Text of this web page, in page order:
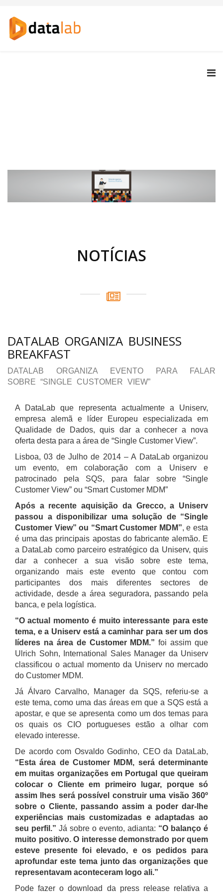
NOTÍCIAS
DATALAB ORGANIZA BUSINESS
BREAKFAST
DATALAB ORGANIZA EVENTO PARA FALAR
SOBRE “SINGLE CUSTOMER VIEW”
A DataLab que representa actualmente a Uniserv,
empresa alemã e líder Europeu especializada em
Qualidade de Dados, quis dar a conhecer a nova
oferta desta para a área de “Single Customer View”.
Lisboa, 03 de Julho de 2014 – A DataLab organizou
um evento, em colaboração com a Uniserv e
patrocinado pela SQS, para falar sobre “Single
Customer View” ou “Smart Customer MDM”
Após a recente aquisição da Grecco, a Uniserv
passou a disponibilizar uma solução de “Single
Customer View” ou “Smart Customer MDM”, e esta
é uma das principais apostas do fabricante alemão. E
a DataLab como parceiro estratégico da Uniserv, quis
dar a conhecer a sua visão sobre este tema,
organizando mais este evento que contou com
participantes dos mais diferentes sectores de
actividade, desde a área seguradora, passando pela
banca, e pela logística.
“O actual momento é muito interessante para este
tema, e a Uniserv está a caminhar para ser um dos
líderes na área de Customer MDM.” foi assim que
Ulrich Sohn, International Sales Manager da Uniserv
classificou o actual momento da Uniserv no mercado
do Customer MDM.
Já Álvaro Carvalho, Manager da SQS, referiu-se a
este tema, como uma das áreas em que a SQS está a
apostar, e que se apresenta como um dos temas para
os quais os CIO portugueses estão a olhar com
elevado interesse.
De acordo com Osvaldo Godinho, CEO da DataLab,
“Esta área de Customer MDM, será determinante
em muitas organizações em Portugal que queiram
colocar o Cliente em primeiro lugar, porque só
assim lhes será possível construir uma visão 360º
sobre o Cliente, passando assim a poder dar-lhe
experiências mais customizadas e adaptadas ao
seu perfil.” Já sobre o evento, adianta: “O balanço é
muito positivo. O interesse demonstrado por quem
esteve presente foi elevado, e os pedidos para
aprofundar este tema junto das organizações que
representavam aconteceram logo ali.”
Pode fazer o download da press release relativa a